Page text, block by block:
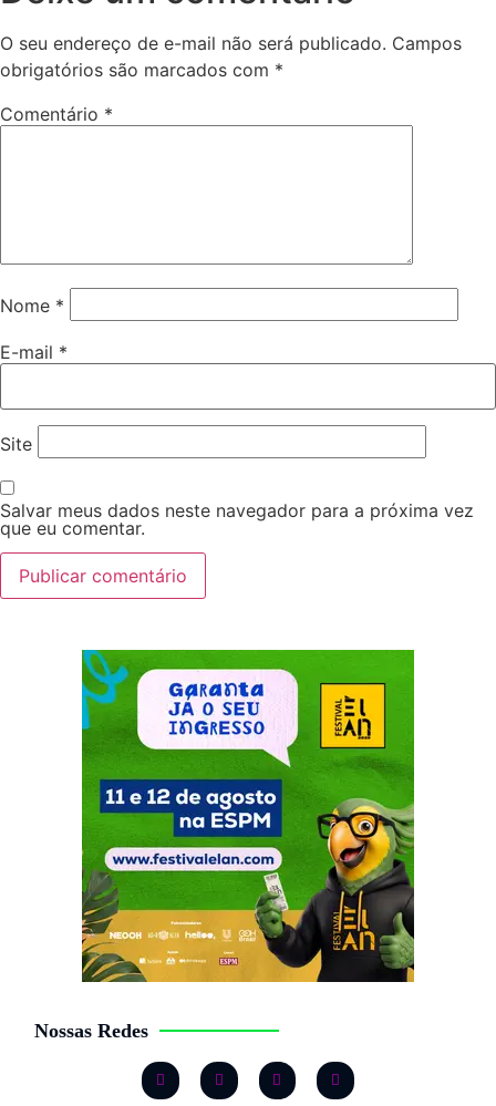
O seu endereço de e-mail não será publicado. Campos
obrigatórios são marcados com *
Comentário *
Nome *
E-mail *
Site
Salvar meus dados neste navegador para a próxima vez
que eu comentar.
Nossas Redes